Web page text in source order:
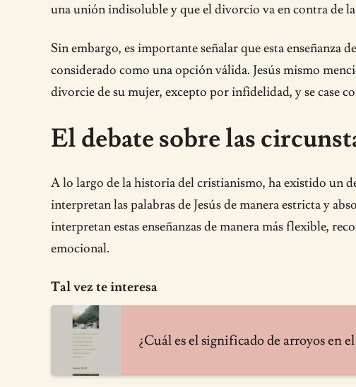
una unión indisoluble y que el divorcio va en contra de
Sin embargo, es importante señalar que esta enseñanza
considerado como una opción válida. Jesús mismo
divorcie de su mujer, excepto por infidelidad, y se case
El debate sobre las
A lo largo de la historia del cristianismo, ha existido un
interpretan las palabras de Jesús de manera estricta y
interpretan estas enseñanzas de manera más flexible,
emocional.
Tal vez te interesa
¿Cuál es el significado de arroyos en